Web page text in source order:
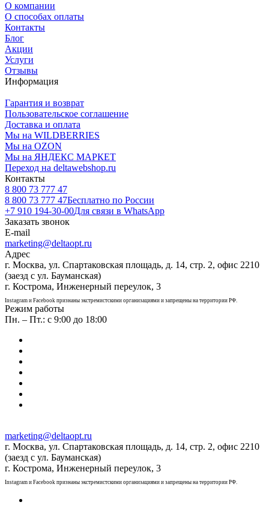
О компании
О способах оплаты
Контакты
Блог
Акции
Услуги
Отзывы
Информация
Гарантия и возврат
Пользовательское соглашение
Доставка и оплата
Мы на WILDBERRIES
Мы на OZON
Мы на ЯНДЕКС МАРКЕТ
Переход на deltawebshop.ru
Контакты
8 800 73 777 47
8 800 73 777 47Бесплатно по России
+7 910 194-30-00Для связи в WhatsApp
Заказать звонок
E-mail
marketing@deltaopt.ru
Адрес
г. Москва, ул. Спартаковская площадь, д. 14, стр. 2, офис 2210
(заезд с ул. Бауманская)
г. Кострома, Инженерный переулок, 3
Instagram и Facebook признаны экстремистскими организациями и запрещены на территории РФ.
Режим работы
Пн. – Пт.: с 9:00 до 18:00
marketing@deltaopt.ru
г. Москва, ул. Спартаковская площадь, д. 14, стр. 2, офис 2210
(заезд с ул. Бауманская)
г. Кострома, Инженерный переулок, 3
Instagram и Facebook признаны экстремистскими организациями и запрещены на территории РФ.